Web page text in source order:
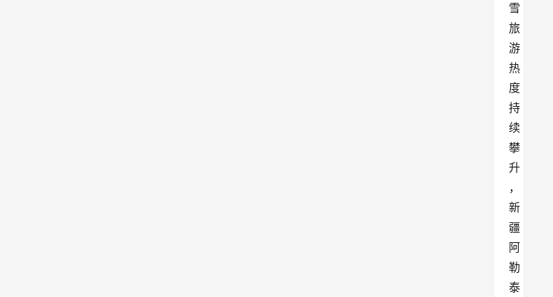
雪
旅
游
热
度
持
续
攀
升
，
新
疆
阿
勒
泰